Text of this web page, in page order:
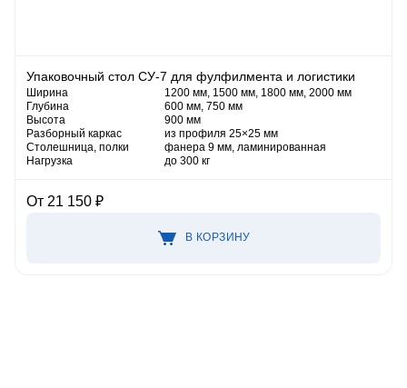
Упаковочный стол СУ-7 для фулфилмента и логистики
Ширина
1200 мм, 1500 мм, 1800 мм, 2000 мм
Глубина
600 мм, 750 мм
Высота
900 мм
Разборный каркас
из профиля 25×25 мм
Столешница, полки
фанера 9 мм, ламинированная
Нагрузка
до 300 кг
От 21 150 ₽
В КОРЗИНУ